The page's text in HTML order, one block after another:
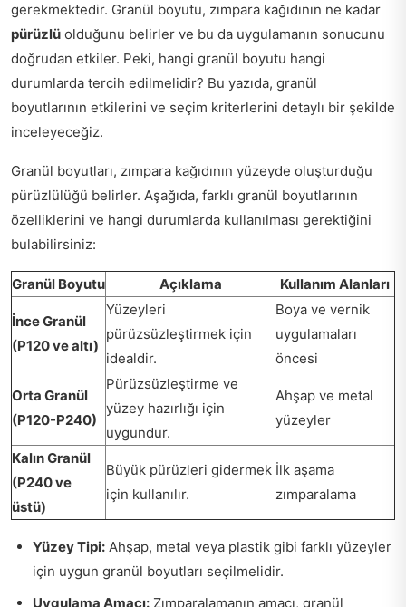
gerekmektedir. Granül boyutu, zımpara kağıdının ne kadar
pürüzlü olduğunu belirler ve bu da uygulamanın sonucunu
doğrudan etkiler. Peki, hangi granül boyutu hangi
durumlarda tercih edilmelidir? Bu yazıda, granül
boyutlarının etkilerini ve seçim kriterlerini detaylı bir şekilde
inceleyeceğiz.
Granül boyutları, zımpara kağıdının yüzeyde oluşturduğu
pürüzlülüğü belirler. Aşağıda, farklı granül boyutlarının
özelliklerini ve hangi durumlarda kullanılması gerektiğini
bulabilirsiniz:
Granül Boyutu Açıklama Kullanım Alanları
İnce Granül
(P120 ve altı)
Yüzeyleri
pürüzsüzleştirmek için
idealdir.
Boya ve vernik
uygulamaları
öncesi
Orta Granül
(P120-P240)
Pürüzsüzleştirme ve
yüzey hazırlığı için
uygundur.
Ahşap ve metal
yüzeyler
Kalın Granül
(P240 ve
üstü)
Büyük pürüzleri gidermek
için kullanılır.
İlk aşama
zımparalama
Yüzey Tipi: Ahşap, metal veya plastik gibi farklı yüzeyler
için uygun granül boyutları seçilmelidir.
Uygulama Amacı: Zımparalamanın amacı, granül